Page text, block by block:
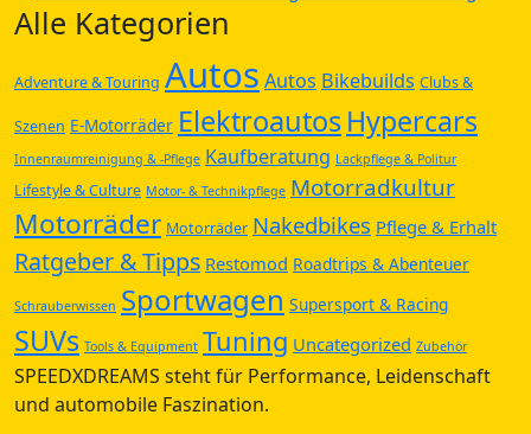
Alle Kategorien
Adventure & Touring Autos Autos Bikebuilds Clubs &
Szenen E-Motorräder ElektroautosHypercars
Innenraumreinigung & -Pflege Kaufberatung Lackpflege & Politur
Lifestyle & Culture Motor- & Technikpflege Motorradkultur
Motorräder Motorräder Nakedbikes Pflege & Erhalt
Ratgeber & Tipps Restomod Roadtrips & Abenteuer
Schrauberwissen Sportwagen Supersport & Racing
SUVs Tools & Equipment Tuning Uncategorized Zubehör
SPEEDXDREAMS steht für Performance, Leidenschaft
und automobile Faszination.